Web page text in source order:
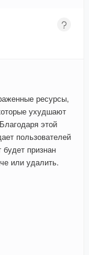
ресурсы,
ухудшают
этой
пользователей
признан
или удалить.